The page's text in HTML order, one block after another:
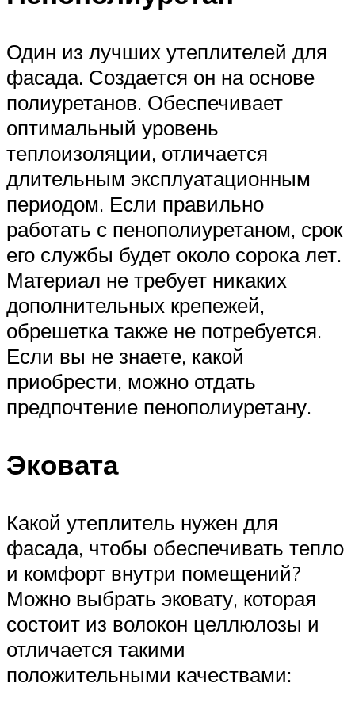
Один из лучших утеплителей для
фасада. Создается он на основе
полиуретанов. Обеспечивает
оптимальный уровень
теплоизоляции, отличается
длительным эксплуатационным
периодом. Если правильно
работать с пенополиуретаном, срок
его службы будет около сорока лет.
Материал не требует никаких
дополнительных крепежей,
обрешетка также не потребуется.
Если вы не знаете, какой
приобрести, можно отдать
предпочтение пенополиуретану.
Эковата
Какой утеплитель нужен для
фасада, чтобы обеспечивать тепло
и комфорт внутри помещений?
Можно выбрать эковату, которая
состоит из волокон целлюлозы и
отличается такими
положительными качествами: